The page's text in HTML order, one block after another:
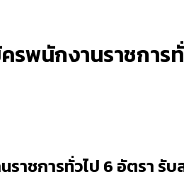
พนักงานราชการ
าชการทั่วไป 6 อัตรา